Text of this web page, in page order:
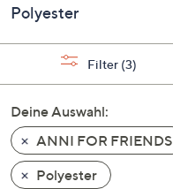
verwenden
oben
und
nach
unten
Polyester
Filter (3)
Deine Auswahl:
ANNI FOR FRIENDS
Polyester